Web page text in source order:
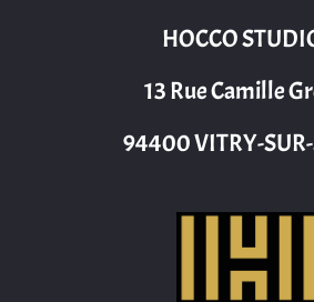
HOCCO
13 Rue Camille
94400 VITRY-